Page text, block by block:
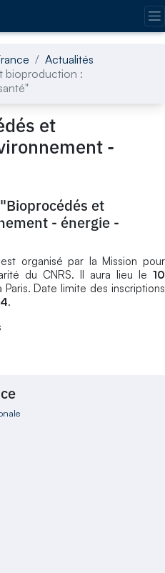
Actualités
bioproduction :
et
-
et
- énergie -
organisé par la Mission pour
du CNRS. Il aura lieu le 10
Paris. Date limite des inscriptions
.